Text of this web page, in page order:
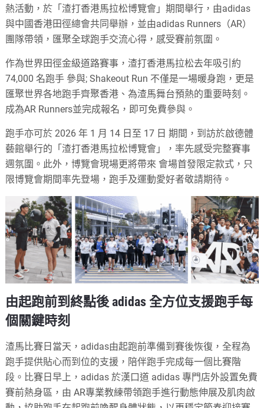
熱活動，於「渣打香港馬拉松博覽會」期間舉行，由adidas
與中國香港田徑總會共同舉辦，並由adidas Runners（AR）
團隊帶領，匯聚全球跑手交流心得，感受賽前氛圍。
作為世界田徑金級道路賽事，渣打香港馬拉松去年吸引約
74,000 名跑手 參與; Shakeout Run 不僅是一場暖身跑，更是
匯聚世界各地跑手齊聚香港、為渣馬舞台預熱的重要時刻。
成為AR Runners並完成報名，即可免費參與。
跑手亦可於 2026 年 1 月 14 日至 17 日 期間，到訪於啟德體
藝館舉行的「渣打香港馬拉松博覽會」，率先感受完整賽事
週氛圍。此外，博覽會現場更將帶來 會場首發限定款式，只
限博覽會期間率先登場，跑手及運動愛好者敬請期待。
由起跑前到終點後 adidas 全方位支援跑手每
個關鍵時刻
渣馬比賽日當天，adidas由起跑前準備到賽後恢復，全程為
跑手提供貼心而到位的支援，陪伴跑手完成每一個比賽階
段。比賽日早上，adidas 於漢口道 adidas 專門店外設置免費
賽前熱身區，由 AR專業教練帶領跑手進行動態伸展及肌肉啟